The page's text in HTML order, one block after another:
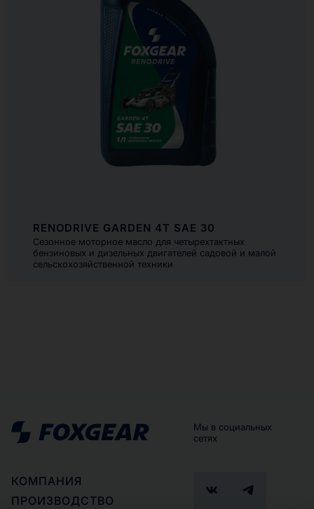
RENODRIVE GARDEN 4T SAE 30
Cезонное моторное масло для четырехтактных
бензиновых и дизельных двигателей садовой и малой
сельскохозяйственной техники
КОМПАНИЯ
ПРОИЗВОДСТВО
Мы в социальных
сетях